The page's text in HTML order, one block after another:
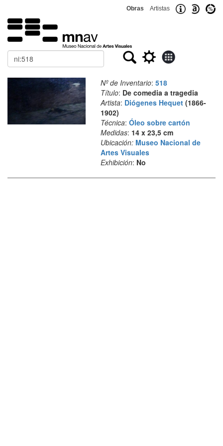
Obras Artistas
Buscar
Nº de Inventario: 518
Título: De comedia a tragedia
Artista: Diógenes Hequet(1866-
1902)
Técnica: Óleo sobre cartón
Medidas: 14 x 23,5 cm
Ubicación: Museo Nacional de
Artes Visuales
Exhibición: No